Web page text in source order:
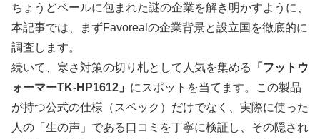
ちょうどベールに包まれた謎の企業を解き明かすように、
本記事では、まずFavorealの企業背景と設立国を徹底的に
調査します。
続いて、寒さ対策の切り札として人気を集める
「フットウ
ォーマーTK-HP1612」 にスポットを当てます。この製品
が持つ公式の仕様（スペック）だけでなく、実際に使った
人の「生の声」である口コミを丁寧に検証し、その隠され